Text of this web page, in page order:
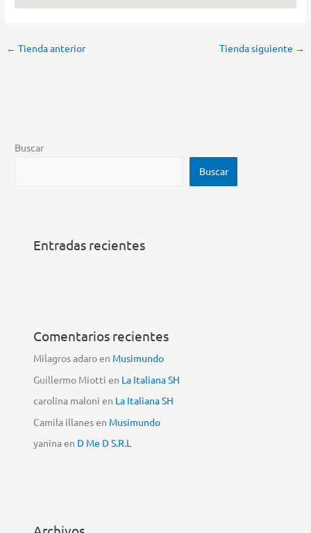
← Tienda anterior Tienda siguiente →
Buscar
Buscar
Entradas recientes
Comentarios recientes
Milagros adaroen Musimundo
Guillermo Miotti en La Italiana SH
carolina maloni en La Italiana SH
Camila illanesen Musimundo
yaninaen D Me D S.R.L